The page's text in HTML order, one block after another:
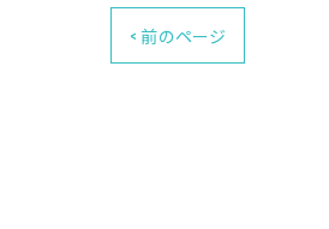
< 前のページ